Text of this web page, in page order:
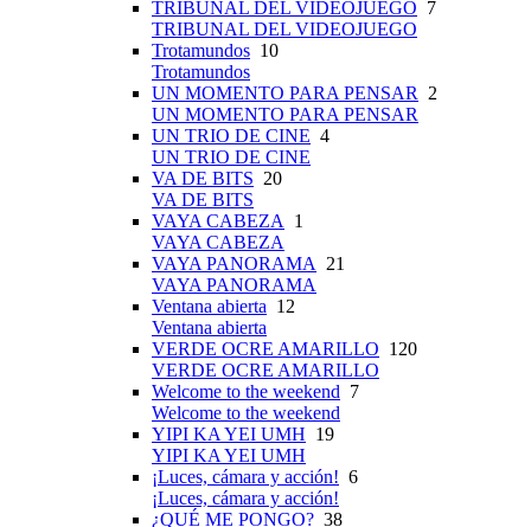
TRIBUNAL DEL VIDEOJUEGO 7
TRIBUNAL DEL VIDEOJUEGO
Trotamundos 10
Trotamundos
UN MOMENTO PARA PENSAR
2
UN MOMENTO PARA PENSAR
UN TRIO DE CINE 4
UN TRIO DE CINE
VA DE BITS 20
VA DE BITS
VAYA CABEZA
1
VAYA CABEZA
VAYA PANORAMA
21
VAYA PANORAMA
Ventana abierta 12
Ventana abierta
VERDE OCRE AMARILLO 120
VERDE OCRE AMARILLO
Welcome to the weekend 7
Welcome to the weekend
YIPI KA YEI UMH 19
YIPI KA YEI UMH
¡Luces, cámara y acción! 6
¡Luces, cámara y acción!
¿QUÉ ME PONGO? 38